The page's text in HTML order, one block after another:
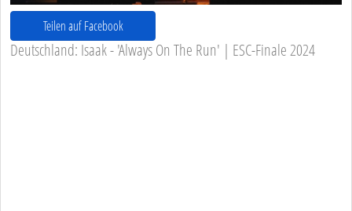
Teilen auf Facebook
Deutschland: Isaak - 'Always On The Run' | ESC-Finale 2024